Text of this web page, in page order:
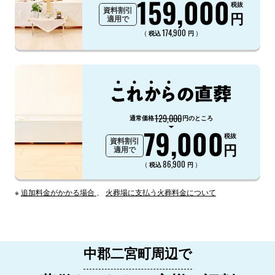
資料割引
適用で
159,000円
税抜
（ 税込174,900 円 ）
通常価格129,000円のところ
資料割引
適用で
79,000円
税抜
（ 税込86,900 円 ）
※追加料金がかかる場合 火葬場に支払う火葬料金について
中郡二宮町周辺で